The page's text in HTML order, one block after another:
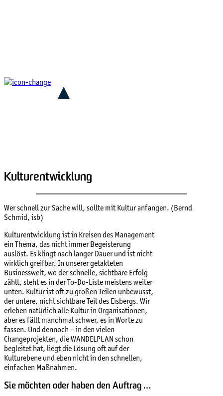
Kulturentwicklung
Wer schnell zur Sache will, sollte mit Kultur anfangen. (Bernd
Schmid, isb)
Kulturentwicklung ist in Kreisen des Management
ein Thema, das nicht immer Begeisterung
auslöst. Es klingt nach langer Dauer und ist nicht
wirklich greifbar. In unserer getakteten
Businesswelt, wo der schnelle, sichtbare Erfolg
zählt, steht es in der To-Do-Liste meistens weiter
unten. Kultur ist oft zu großen Teilen unbewusst,
der untere, nicht sichtbare Teil des Eisbergs. Wir
erleben natürlich alle Kultur in Organisationen,
aber es fällt manchmal schwer, es in Worte zu
fassen. Und dennoch – in den vielen
Changeprojekten, die WANDELPLAN schon
begleitet hat, liegt die Lösung oft auf der
Kulturebene und eben nicht in den schnellen,
einfachen Maßnahmen.
Sie möchten oder haben den Auftrag …